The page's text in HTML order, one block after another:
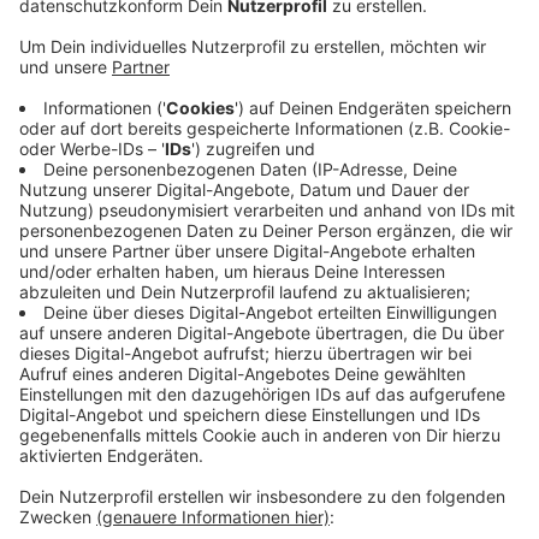
Das Ticketsystem für Bus und Bahn wird VRR-weit
umgestellt. Ab sofort gibt es nur noch drei
Preisstufen: innerhalb eines Gebiets, ins
Nachbargebiet oder im gesamten Verbund. Dies führt
dazu, dass kurze Strecken zwischen zwei
Tarifgebieten teurer werden. Beispielsweise steigt der
Preis zwischen Fischeln und Willich von 3,80 € auf 7,80
€. Eine günstigere Alternative bietet der eezy-Tarif,
der die Kosten nach Luftlinie berechnet und über eine
App genutzt wird. Die NEW in Viersen unterstützt den
Start des digitalen Tarifs mit einer Rabattaktion und
verschenkt 5 Euro Startguthaben.